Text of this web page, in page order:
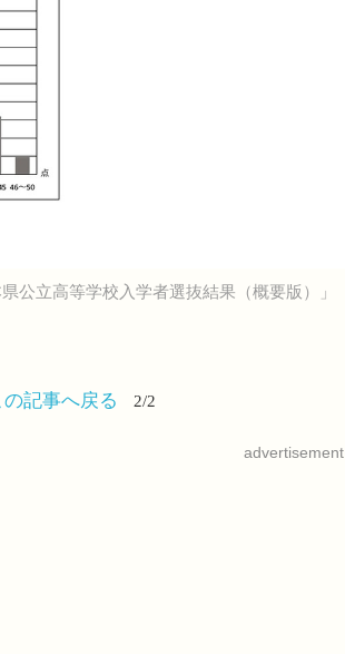
公立高等学校入学者選抜結果（概要版）」
の記事へ戻る 2/2
advertisement